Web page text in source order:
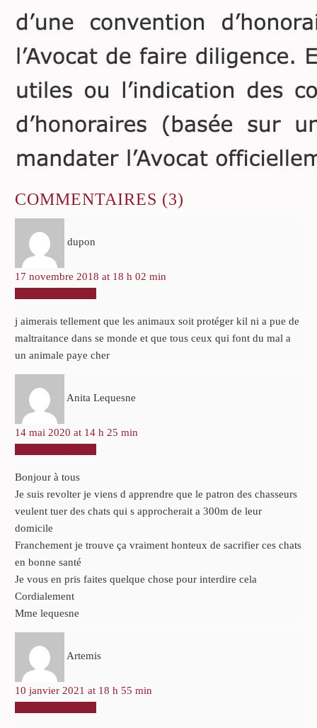
COMMENTAIRES (3)
dupon
17 novembre 2018 at 18 h 02 min
j aimerais tellement que les animaux soit protéger kil ni a pue de
maltraitance dans se monde et que tous ceux qui font du mal a
un animale paye cher
Anita Lequesne
14 mai 2020 at 14 h 25 min
Bonjour à tous
Je suis revolter je viens d apprendre que le patron des chasseurs
veulent tuer des chats qui s approcherait a 300m de leur
domicile
Franchement je trouve ça vraiment honteux de sacrifier ces chats
en bonne santé
Je vous en pris faites quelque chose pour interdire cela
Cordialement
Mme lequesne
Artemis
10 janvier 2021 at 18 h 55 min